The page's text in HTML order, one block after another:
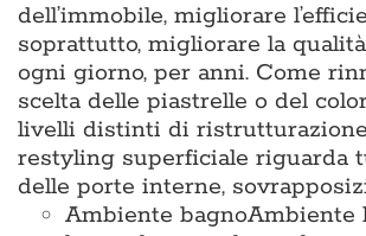
dell’immobile, migliorare
soprattutto, migliorare la
ogni giorno, per anni. Come
scelta delle piastrelle o del
livelli distinti di ristrutturazione
restyling superficiale riguarda
delle porte interne,
Ambiente bagnoAmbiente